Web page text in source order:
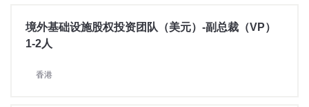
境外基础设施股权投资团队（美元）-副总裁（VP）
1-2人
香港